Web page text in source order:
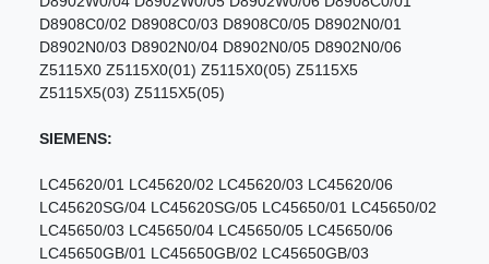
D8908C0/02 D8908C0/03 D8908C0/05 D8902N0/01
D8902N0/03 D8902N0/04 D8902N0/05 D8902N0/06
Z5115X0 Z5115X0(01) Z5115X0(05) Z5115X5
Z5115X5(03) Z5115X5(05)
SIEMENS:
LC45620/01 LC45620/02 LC45620/03 LC45620/06
LC45620SG/04 LC45620SG/05 LC45650/01 LC45650/02
LC45650/03 LC45650/04 LC45650/05 LC45650/06
LC45650GB/01 LC45650GB/02 LC45650GB/03